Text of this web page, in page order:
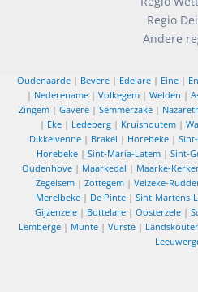
Regio
Andere
Oudenaarde | Bevere | Edelare | Eine |
| Nederename| Volkegem| Welden |
Zingem| Gavere| Semmerzake|
| Eke| Ledeberg| Kruishoutem|
Dikkelvenne | Brakel | Horebeke |
Horebeke| Sint-Maria-Latem| Sint-
Oudenhove| Maarkedal | Maarke-
Zegelsem| Zottegem| Velzeke-
Merelbeke| De Pinte| Sint-Martens-
Gijzenzele | Bottelare | Oosterzele |
Lemberge | Munte | Vurste | Landskouter